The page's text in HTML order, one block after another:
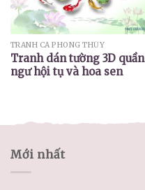
TRANH CÁ PHONG THỦY
Tranh dán tường 3D quần
ngư hội tụ và hoa sen
Mới nhất